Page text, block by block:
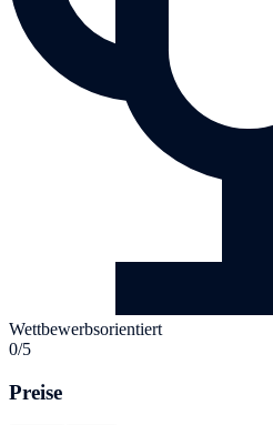
Wettbewerbsorientiert
0/5
Preise